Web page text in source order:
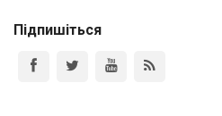
Підпишіться